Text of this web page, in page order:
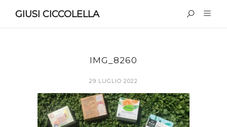
GIUSI CICCOLELLA
IMG_8260
29 LUGLIO 2022